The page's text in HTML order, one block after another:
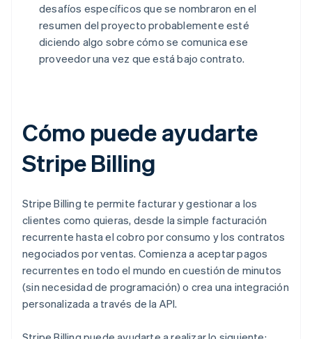
desafíos específicos que se nombraron en el
resumen del proyecto probablemente esté
diciendo algo sobre cómo se comunica ese
proveedor una vez que está bajo contrato.
Cómo puede ayudarte
Stripe Billing
Stripe Billing te permite facturar y gestionar a los
clientes como quieras, desde la simple facturación
recurrente hasta el cobro por consumo y los contratos
negociados por ventas. Comienza a aceptar pagos
recurrentes en todo el mundo en cuestión de minutos
(sin necesidad de programación) o crea una integración
personalizada a través de la API.